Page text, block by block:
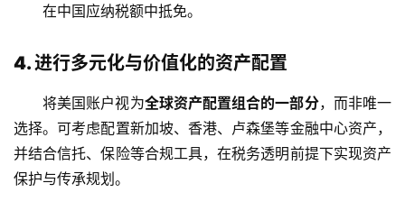
在中国应纳税额中抵免。
4. 进行多元化与价值化的资产配置
将美国账户视为全球资产配置组合的一部分，而非唯一
选择。可考虑配置新加坡、香港、卢森堡等金融中心资产，
并结合信托、保险等合规工具，在税务透明前提下实现资产
保护与传承规划。